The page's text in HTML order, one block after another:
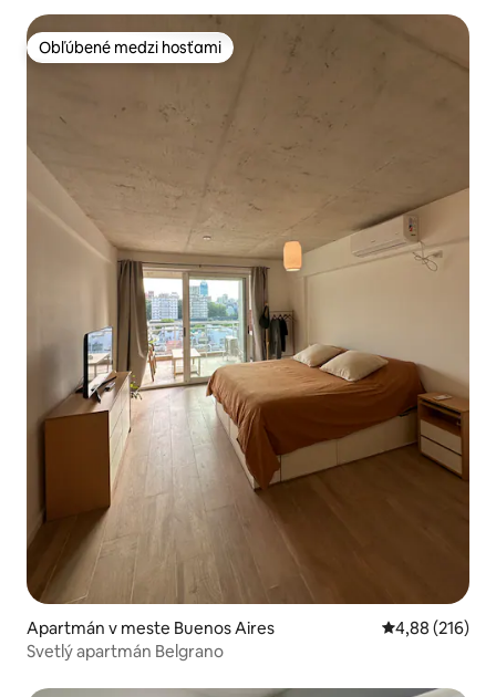
Obľúbené medzi hosťami
Obľúbené medzi hosťami
Apartmán v meste Buenos Aires Priemerné
4,88 (216)
Svetlý apartmán Belgrano